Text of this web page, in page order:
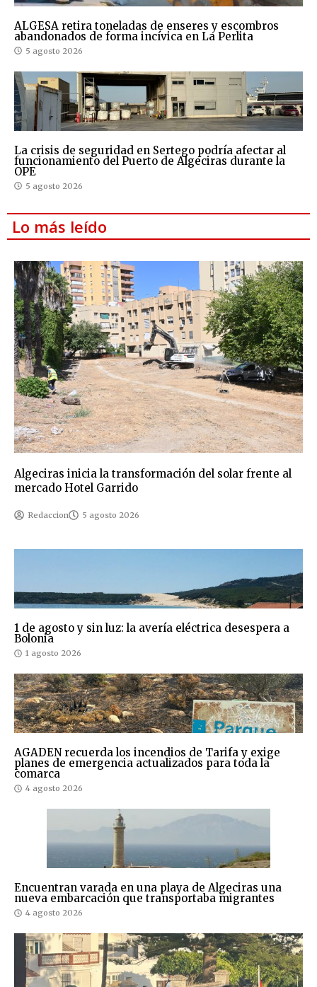
ALGESA retira toneladas de enseres y escombros
abandonados de forma incívica en La Perlita
5 agosto 2026
La crisis de seguridad en Sertego podría afectar al
funcionamiento del Puerto de Algeciras durante la
OPE
5 agosto 2026
Lo más leído
Algeciras inicia la transformación del solar frente al
mercado Hotel Garrido
Redaccion 5 agosto 2026
1 de agosto y sin luz: la avería eléctrica desespera a
Bolonia
1 agosto 2026
AGADEN recuerda los incendios de Tarifa y exige
planes de emergencia actualizados para toda la
comarca
4 agosto 2026
Encuentran varada en una playa de Algeciras una
nueva embarcación que transportaba migrantes
4 agosto 2026